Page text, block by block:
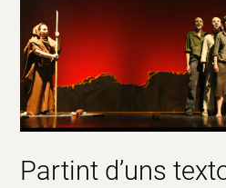
Partint d’uns